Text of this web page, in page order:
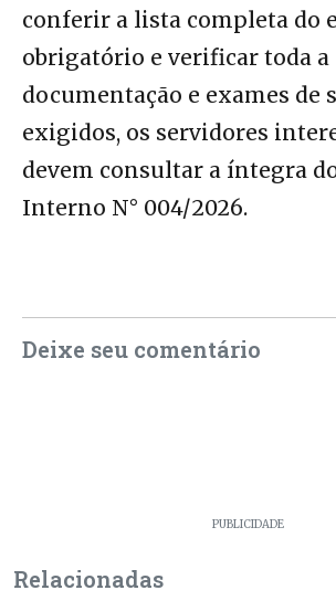
conferir a lista completa do
obrigatório e verificar toda a
documentação e exames de
exigidos, os servidores
devem consultar a íntegra
Interno N° 004/2026.
Deixe seu comentário
PUBLICIDADE
Relacionadas